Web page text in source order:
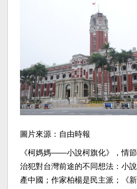
圖片來源：自由時報
《柯媽媽——小說柯旗化》，情
治犯對台灣前途的不同想法：小
產中國；作家柏楊是民主派；《